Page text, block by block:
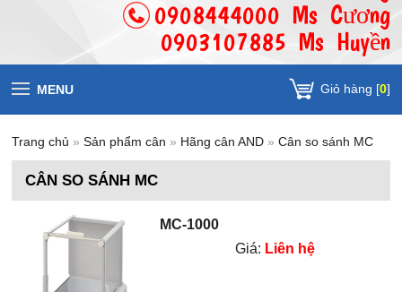
0908444000 Ms Cương
0903107885 Ms Huyền
MENU Giỏ hàng [0]
Trang chủ »Sản phẩm cân » Hãng cân AND »Cân so sánh MC
CÂN SO SÁNH MC
MC-1000
Giá: Liên hệ